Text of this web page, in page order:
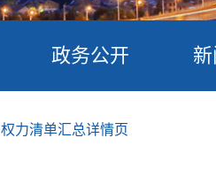
政务公开
权力清单汇总详情页